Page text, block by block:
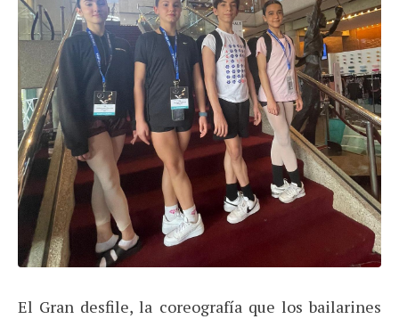
El Gran desfile, la coreografía que los bailarines